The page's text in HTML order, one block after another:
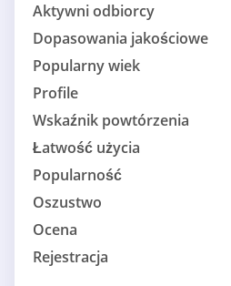
Aktywni odbiorcy
Dopasowania jakościowe
Popularny wiek
Profile
Wskaźnik powtórzenia
Łatwość użycia
Popularność
Oszustwo
Ocena
Rejestracja